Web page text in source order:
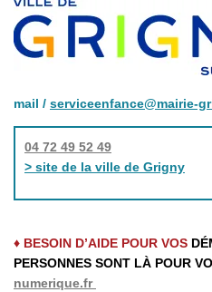
mail / serviceenfance@mairie-
04 72 49 52 49
> site de la ville de Grigny
♦ BESOIN D’AIDE POUR VOS
PERSONNES SONT LÀ POUR
numerique.fr